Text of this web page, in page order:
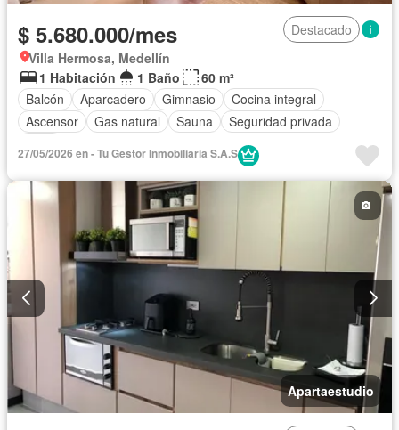
$ 5.680.000/mes
Destacado
Villa Hermosa, Medellín
1 Habitación
1 Baño
60 m²
Balcón
Aparcadero Gimnasio
Cocina integral
Ascensor
Gas natural Sauna
Seguridad privada
27/05/2026 en - Tu Gestor Inmobiliaria S.A.S
Apartaestudio